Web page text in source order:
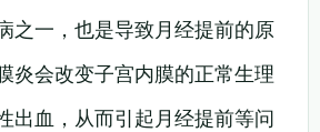
之一，也是导致月经提前的原
炎会改变子宫内膜的正常生理
出血，从而引起月经提前等问